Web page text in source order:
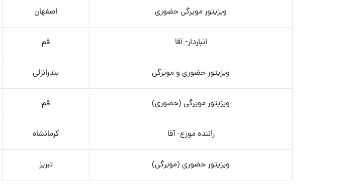
ویزیتور مویرگی حضوری اصفهان
انباردار- آقا قم
ویزیتور حضوری و مویرگی بندرانزلی
ویزیتور مویرگی (حضوری) قم
راننده موزع- آقا کرمانشاه
ویزیتور حضوری (مویرگی) تبریز